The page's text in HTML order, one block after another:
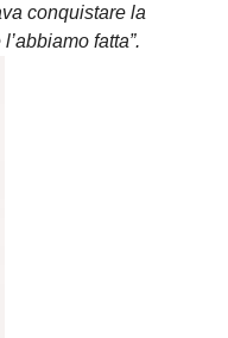
conquistare la
fatta”.